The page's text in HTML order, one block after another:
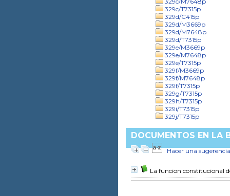
329c/T7315p
329d/C415p
329d/M3669p
329d/M7648p
329d/T7315p
329e/M3669p
329e/M7648p
329e/T7315p
329f/M3669p
329f/M7648p
329f/T7315p
329g/T7315p
329h/T7315p
329i/T7315p
329j/T7315p
DOCUMENTOS EN LA
Hacer una sugerencia
La funcion constitucional